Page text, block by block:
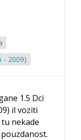
- 2009)
1.5 Dci
il voziti
nekade